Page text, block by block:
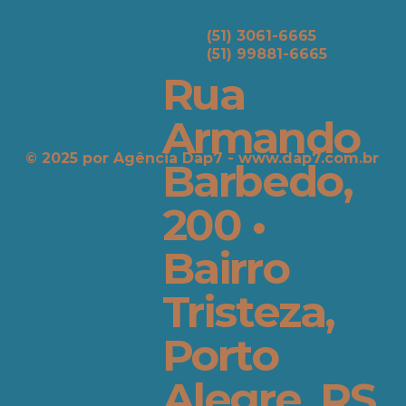
© 2025 por ​Agência Dap7 -www.dap7.com.br
Rua
Armando
Barbedo,
200 •
Bairro
Tristeza,
Porto
(51) 3061-6665
(51) 99881-6665